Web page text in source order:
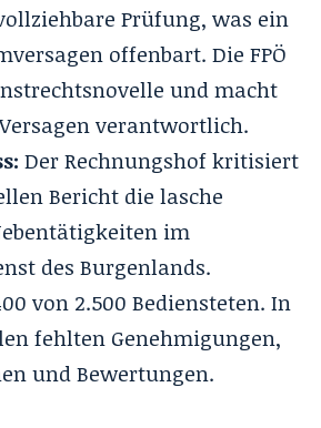
Prüfung, was ein
offenbart. Die FPÖ
und macht
verantwortlich.
Der Rechnungshof kritisiert
Bericht die lasche
im
des Burgenlands.
von 2.500 Bediensteten. In
fehlten Genehmigungen,
und Bewertungen.